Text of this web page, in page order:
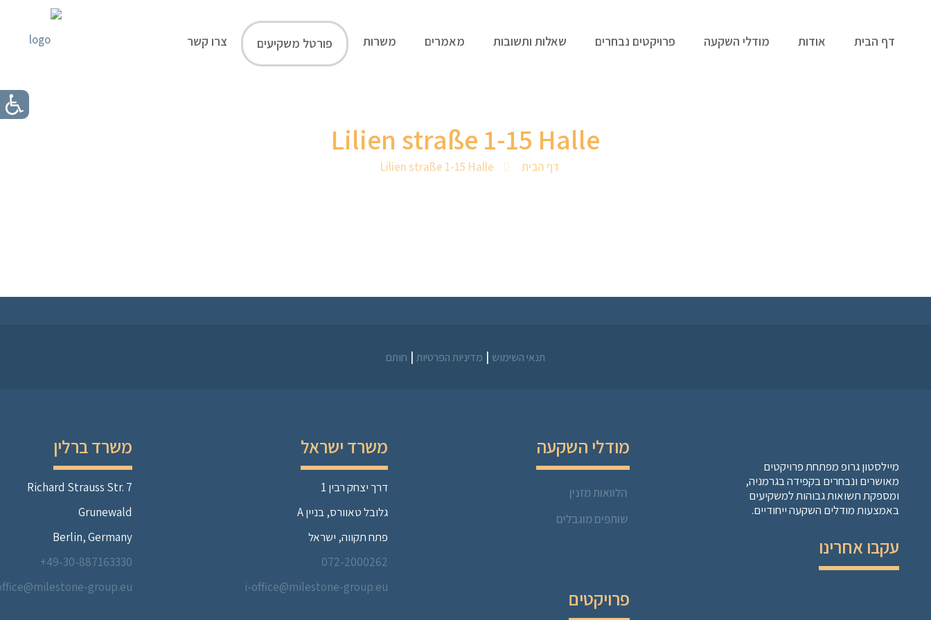
דף הבית אודות מודלי השקעה פרויקטים נבחרים שאלות ותשובות מאמרים משרות פורטל משקיעים צרו קשר
Lilien straße 1-15 Halle
דף הבית Lilien straße 1-15 Halle
תנאי השימוש | מדיניות הפרטיות | חותם
מיילסטון גרופ מפתחת פרויקטים
מאושרים ונבחרים בקפידה בגרמניה,
ומספקת תשואות גבוהות למשקיעים
באמצעות מודלים השקעה ייחודיים.
עקבו אחרינו
מודלי השקעה
הלוואות מזנין
שותפים מוגבלים
פרויקטים
משרד ישראל
דרך יצחק רבין 1
גלובל טאוורס, בניין A
פתח תקווה, ישראל
072-2000262
i-office@milestone-group.eu
משרד ברלין
Richard Strauss Str. 7
Grunewald
Berlin, Germany
49-30-887163330+
group.eu